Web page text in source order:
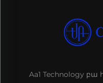
Aa1 Technology բա